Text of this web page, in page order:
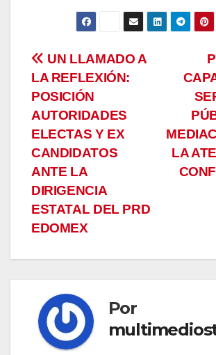
Navegación
de
entradas
LA
UN LLAMADO A
LA REFLEXIÓN:
POSICIÓN
AUTORIDADES
ELECTAS Y EX
CANDIDATOS
ANTE LA
DIRIGENCIA
ESTATAL DEL PRD
EDOMEX
Por